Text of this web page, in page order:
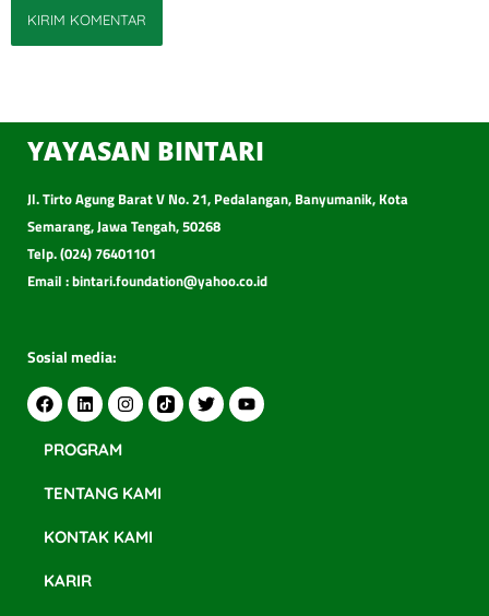
YAYASAN BINTARI
Jl. Tirto Agung Barat V No. 21, Pedalangan, Banyumanik, Kota
Semarang, Jawa Tengah, 50268
Telp. (024) 76401101
Email : bintari.foundation@yahoo.co.id
Sosial media:
PROGRAM
TENTANG KAMI
KONTAK KAMI
KARIR